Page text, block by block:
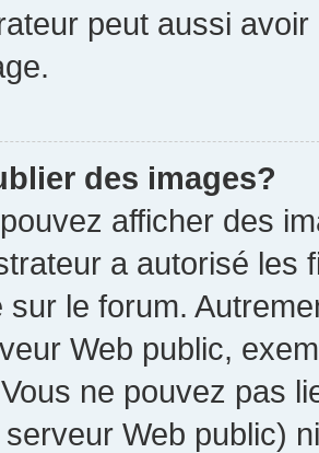
peut aussi
des images?
afficher des
a autorisé
sur le forum.
Web public,
ne pouvez pas
serveur Web public)